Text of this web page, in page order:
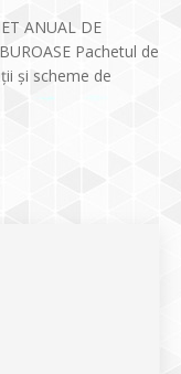
ANUAL DE
Pachetul de
și scheme de